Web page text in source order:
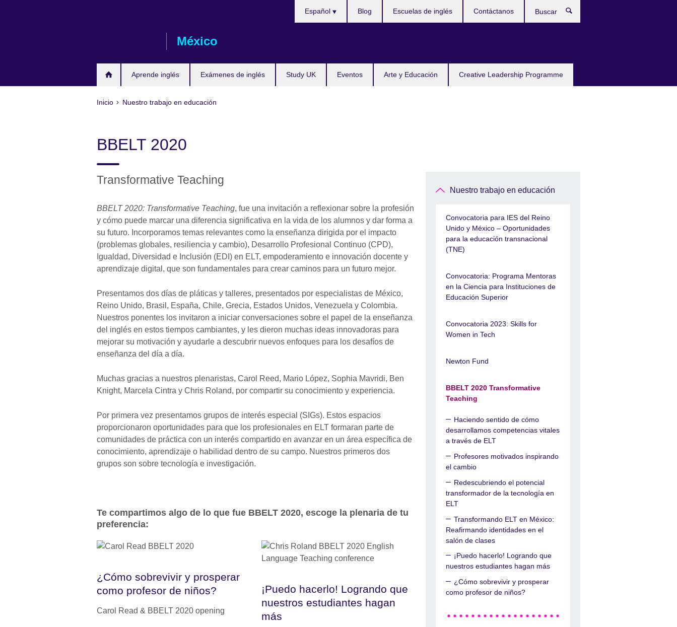
México
Aprende inglés Exámenes de inglés Study UK Eventos Arte y Educación Creative Leadership Programme
Español Blog Escuelas de inglés Contáctanos
Inicio Nuestro trabajo en educación
BBELT 2020
Transformative Teaching
BBELT 2020: Transformative Teaching, fue una invitación a reflexionar sobre la profesión
y cómo puede marcar una diferencia significativa en la vida de los alumnos y dar forma a
su futuro. Incorporamos temas relevantes como la enseñanza dirigida por el impacto
(problemas globales, resiliencia y cambio), Desarrollo Profesional Continuo (CPD),
Igualdad, Diversidad e Inclusión (EDI) en ELT, empoderamiento e innovación docente y
aprendizaje digital, que son fundamentales para crear caminos para un futuro mejor.
Presentamos dos días de pláticas y talleres, presentados por especialistas de México,
Reino Unido, Brasil, España, Chile, Grecia, Estados Unidos, Venezuela y Colombia.
Nuestros ponentes los invitaron a iniciar conversaciones sobre el papel de la enseñanza
del inglés en estos tiempos cambiantes, y les dieron muchas ideas innovadoras para
mejorar su motivación y ayudarle a descubrir nuevos enfoques para los desafíos de
enseñanza del día a día.
Muchas gracias a nuestros plenaristas, Carol Reed, Mario López, Sophia Mavridi, Ben
Knight, Marcela Cintra y Chris Roland, por compartir su conocimiento y experiencia.
Por primera vez presentamos grupos de interés especial (SIGs). Estos espacios
proporcionaron oportunidades para que los profesionales en ELT formaran parte de
comunidades de práctica con un interés compartido en avanzar en un área específica de
conocimiento, aprendizaje o habilidad dentro de su campo. Nuestros primeros dos
grupos son sobre tecnología e investigación.
Te compartimos algo de lo que fue BBELT 2020, escoge la plenaria de tu
preferencia:
¿Cómo sobrevivir y prosperar
como profesor de niños?
Carol Read & BBELT 2020 opening
¡Puedo hacerlo! Logrando que
nuestros estudiantes hagan
más
Nuestro trabajo en educación
Convocatoria para IES del Reino
Unido y México – Oportunidades
para la educación transnacional
(TNE)
Convocatoria: Programa Mentoras
en la Ciencia para Instituciones de
Educación Superior
Convocatoria 2023: Skills for
Women in Tech
Newton Fund
BBELT 2020 Transformative
Teaching
Haciendo sentido de cómo
desarrollamos competencias vitales
a través de ELT
Profesores motivados inspirando
el cambio
Redescubriendo el potencial
transformador de la tecnología en
ELT
Transformando ELT en México:
Reafirmando identidades en el
salón de clases
¡Puedo hacerlo! Logrando que
nuestros estudiantes hagan más
¿Cómo sobrevivir y prosperar
como profesor de niños?